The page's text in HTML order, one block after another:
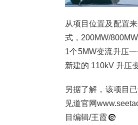
从项目位置及配置
式，200MW/
1个5MW变流升压
新建的 110kV 升压
另据了解，该项目
见道官网
目编辑/王霞